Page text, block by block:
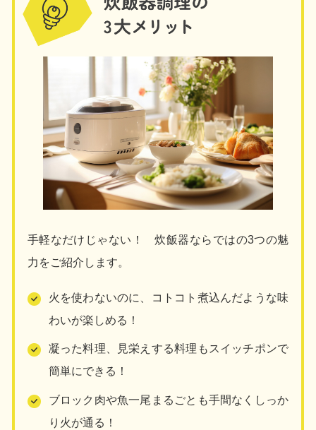
手軽なだけじゃない！ 炊飯器ならではの3つの魅
力をご紹介します。
火を使わないのに、コトコト煮込んだような味
わいが楽しめる！
凝った料理、見栄えする料理もスイッチポンで
簡単にできる！
ブロック肉や魚一尾まるごとも手間なくしっか
り火が通る！